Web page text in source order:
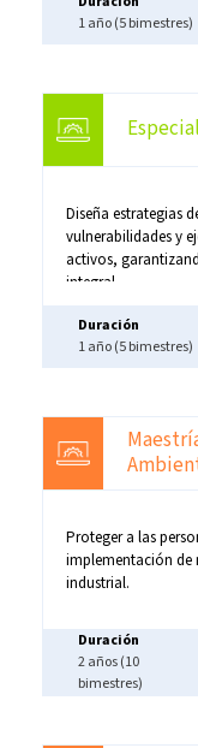
1 año (5 bimestres)
Diseña estrategias
vulnerabilidades y
activos,
integral.
Duración
1 año (5 bimestres)
Proteger a las
implementación de
industrial.
Duración
2 años (10
bimestres)